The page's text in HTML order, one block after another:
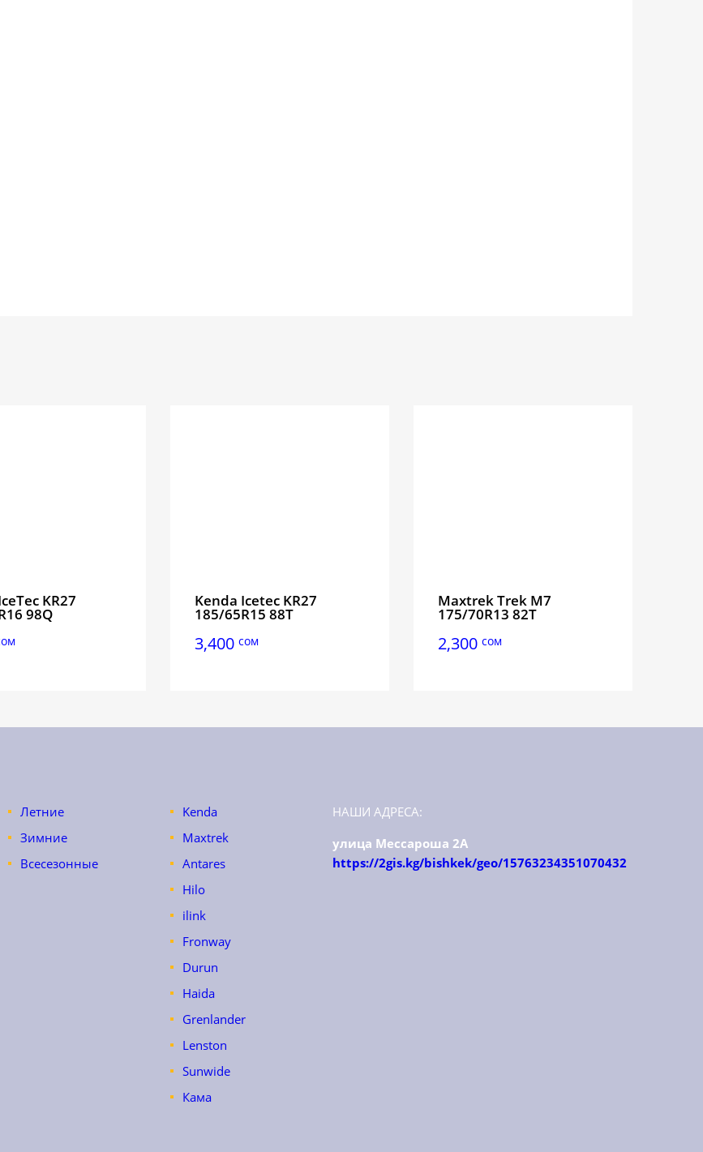
KR27
98Q
Kenda Icetec KR27
185/65R15 88T
3,400 сом
Maxtrek Trek M7
175/70R13 82T
2,300 сом
Летние
Зимние
Всесезонные
Kenda
Maxtrek
Antares
Hilo
ilink
Fronway
Durun
Haida
Grenlander
Lenston
Sunwide
Кама
НАШИ АДРЕСА:
улица Мессароша 2А
https://2gis.kg/bishkek/geo/15763234351070432